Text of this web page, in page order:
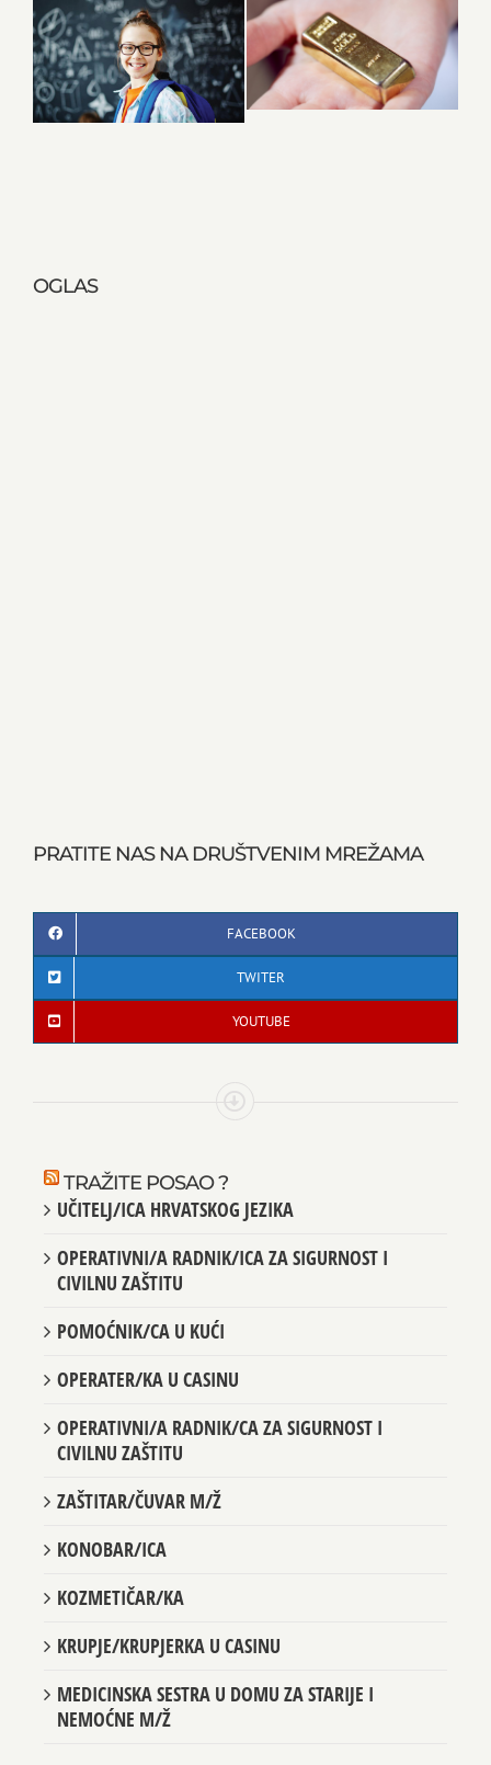
OGLAS
PRATITE NAS NA DRUŠTVENIM MREŽAMA
FACEBOOK
TWITER
YOUTUBE
TRAŽITE POSAO ?
UČITELJ/ICA HRVATSKOG JEZIKA
OPERATIVNI/A RADNIK/ICA ZA SIGURNOST I
CIVILNU ZAŠTITU
POMOĆNIK/CA U KUĆI
OPERATER/KA U CASINU
OPERATIVNI/A RADNIK/CA ZA SIGURNOST I
CIVILNU ZAŠTITU
ZAŠTITAR/ČUVAR M/Ž
KONOBAR/ICA
KOZMETIČAR/KA
KRUPJE/KRUPJERKA U CASINU
MEDICINSKA SESTRA U DOMU ZA STARIJE I
NEMOĆNE M/Ž